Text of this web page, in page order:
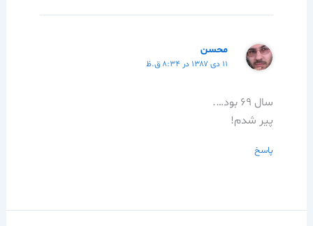
محسن
۱۱ دی ۱۳۸۷ در ۸:۳۴ ق.ظ
سال ۶۹ بود….
پیر شدم!
پاسخ